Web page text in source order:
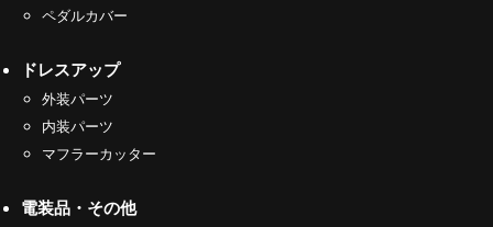
ペダルカバー
ドレスアップ
外装パーツ
内装パーツ
マフラーカッター
電装品・その他